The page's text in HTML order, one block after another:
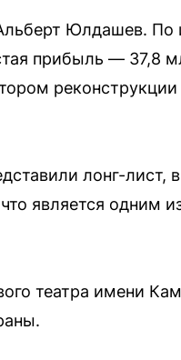
Юлдашев. По
прибыль — 37,8
лонг-лист,
является одним
театра имени